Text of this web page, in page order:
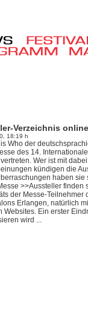
Verzeichnis online
18:19 h
is Who der
des 14.
Wer ist mit
kündigen die
haben sie
>>Aussteller finden
der Messe-Teilnehmer
Erlangen, natürlich
Websites. Ein erster
wird ...